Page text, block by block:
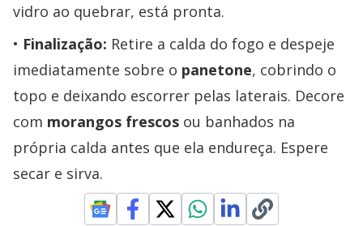
vidro ao quebrar, está pronta.
Finalização: Retire a calda do fogo e despeje
imediatamente sobre o panetone, cobrindo o
topo e deixando escorrer pelas laterais. Decore
com morangos frescos ou banhados na
própria calda antes que ela endureça. Espere
secar e sirva.